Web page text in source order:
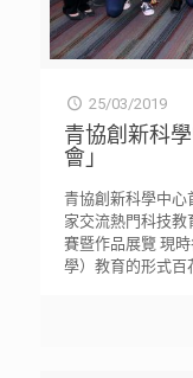
25/03/2019
青協創新科
會」
青協創新科學中心
家交流熱門科技教
賽暨作品展覽 現
學）教育的形式百